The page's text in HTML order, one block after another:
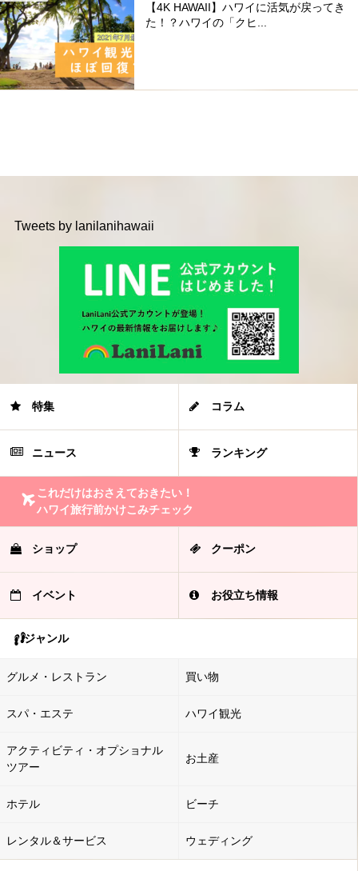
【4K HAWAII】ハワイに活気が戻ってき
た！？ハワイの「クヒ...
Tweets by lanilanihawaii
特集 コラム
ニュース ランキング
これだけはおさえておきたい！
ハワイ旅行前かけこみチェック
ショップ クーポン
イベント お役立ち情報
ジャンル
グルメ・レストラン 買い物
スパ・エステ ハワイ観光
アクティビティ・オプショナル
ツアー
お土産
ホテル ビーチ
レンタル＆サービス ウェディング